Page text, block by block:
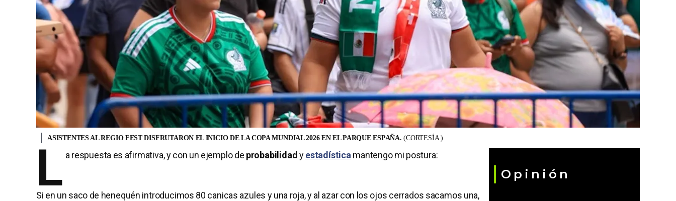
ASISTENTES AL REGIO FEST DISFRUTARON EL INICIO DE LA COPA MUNDIAL 2026 EN EL PARQUE ESPAÑA.(CORTESÍA )
L a respuesta es afirmativa, y con un ejemplo de probabilidad yestadística mantengo mi postura:
Si en un saco de henequén introducimos 80 canicas azules y una roja, y al azar con los ojos cerrados sacamos una,
Opinión